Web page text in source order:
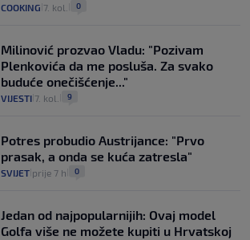
COOKING 7. kol. 0
Milinović prozvao Vladu: "Pozivam
Plenkovića da me posluša. Za svako
buduće onečišćenje..."
VIJESTI 7. kol. 9
Potres probudio Austrijance: "Prvo
prasak, a onda se kuća zatresla"
SVIJET prije 7 h 0
Jedan od najpopularnijih: Ovaj model
Golfa više ne možete kupiti u Hrvatskoj